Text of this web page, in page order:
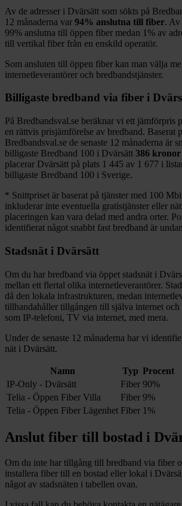
Av de adresser i Dvärsätt som sökts på
12 månaderna var 94% anslutna till fiber. Av
99% anslutna till öppen fiber medan 1% av
till vertikal fiber från en enskild operatör.
Som ansluten till öppen fiber kan man välja
internetleverantörer och bredbandstjänster.
Billigaste bredband via fiber i
På Bredbandsval.se beräknar vi ett jämförpris
en rättvis prisjämförelse av bredband. Baserat
Bredbandsval.se de senaste 12 månaderna är
billigaste Bredband 100 i Dvärsätt 386 kronor
placerar Dvärsätt på plats 1 445 av 1 677 i
billigaste Bredband 100 i Sverige.
* Snittpriset är baserat på tjänster med 100
inkluderar inte eventuella gratistjänster eller
placeringen kan vara delad med andra orter.
identifierat något snabbt fast bredband är
Stadsnät i Dvärsätt
Om du har bredband via öppet stadsnät i
mellan ett flertal olika internetleverantörer.
då den lokala infrastrukturen, medan
tillhandahåller tillgången till själva internet och
som IP-telefoni, TV via internet, med mera.
Under de senaste 12 månaderna har vi
nät i Dvärsätt.
Namn Typ Procent
IP-Only - Dvärsätt
Fiber 90%
Telia - Öppen Fiber Villa
Fiber 9%
Telia - Öppen Fiber Lägenhet Fiber 1%
Anslut fiber till bostad i
Om du inte har tillgång till bredband via fiber
installera fiber till en bostad eller lokal i
något av stadsnäten i tabellen ovan.